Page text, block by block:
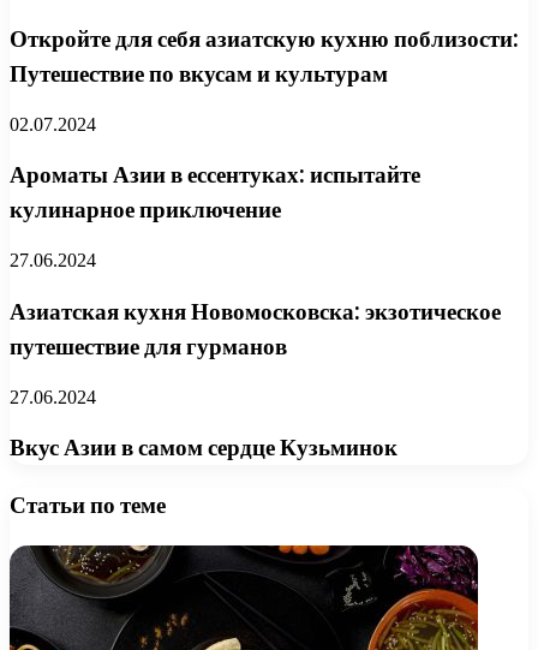
Откройте для себя азиатскую кухню поблизости:
Путешествие по вкусам и культурам
02.07.2024
Ароматы Азии в ессентуках: испытайте
кулинарное приключение
27.06.2024
Азиатская кухня Новомосковска: экзотическое
путешествие для гурманов
27.06.2024
Вкус Азии в самом сердце Кузьминок
Статьи по теме